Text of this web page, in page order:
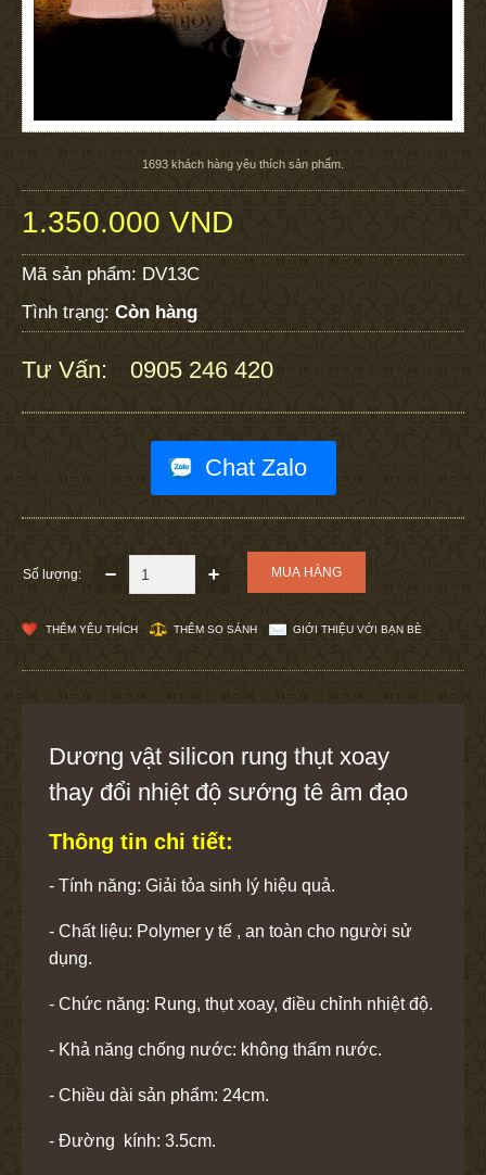
1693 khách hàng yêu thích sản phẩm.
1.350.000 VND
Mã sản phẩm: DV13C
Tình trạng: Còn hàng
Tư Vấn: 0905 246 420
Chat Zalo
Số lượng:
THÊM YÊU THÍCH THÊM SO SÁNH GIỚI THIỆU VỚI BẠN BÈ
Dương vật silicon rung thụt xoay
thay đổi nhiệt độ sướng tê âm đạo
Thông tin chi tiết:
- Tính năng: Giải tỏa sinh lý hiệu quả.
- Chất liệu: Polymer y tế , an toàn cho người sử
dụng.
- Chức năng: Rung, thụt xoay, điều chỉnh nhiệt độ.
- Khả năng chống nước: không thấm nước.
- Chiều dài sản phẩm: 24cm.
- Đường kính: 3.5cm.